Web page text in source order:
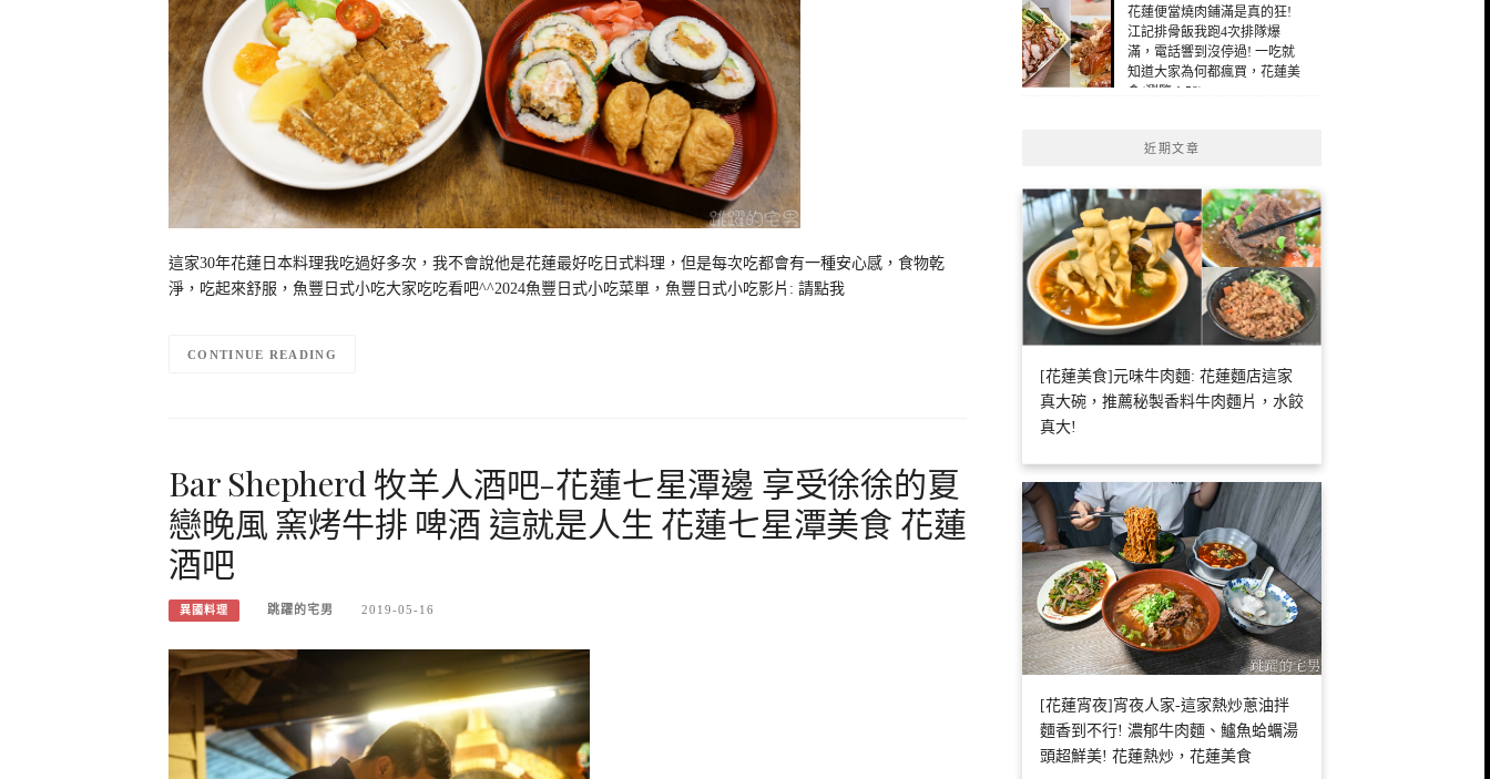
這家30年花蓮日本料理我吃過好多次，我不會說他是花蓮最好吃日式料理，但是每次吃都會有一種安心感，食物乾
淨，吃起來舒服，魚豐日式小吃大家吃吃看吧^^2024魚豐日式小吃菜單，魚豐日式小吃影片: 請點我
CONTINUE READING
Bar Shepherd 牧羊人酒吧-花蓮七星潭邊 享受徐徐的夏
戀晚風 窯烤牛排 啤酒 這就是人生 花蓮七星潭美食 花蓮
酒吧
異國料理 跳躍的宅男 2019-05-16
覽：358)
花蓮便當燒肉鋪滿是真的狂!
江記排骨飯我跑4次排隊爆
滿，電話響到沒停過! 一吃就
知道大家為何都瘋買，花蓮美
食(瀏覽：59)
近期文章
[花蓮美食]元味牛肉麵: 花蓮麵店這家
真大碗，推薦秘製香料牛肉麵片，水餃
真大!
[花蓮宵夜]宵夜人家-這家熱炒蔥油拌
麵香到不行! 濃郁牛肉麵、鱸魚蛤蠣湯
頭超鮮美! 花蓮熱炒，花蓮美食